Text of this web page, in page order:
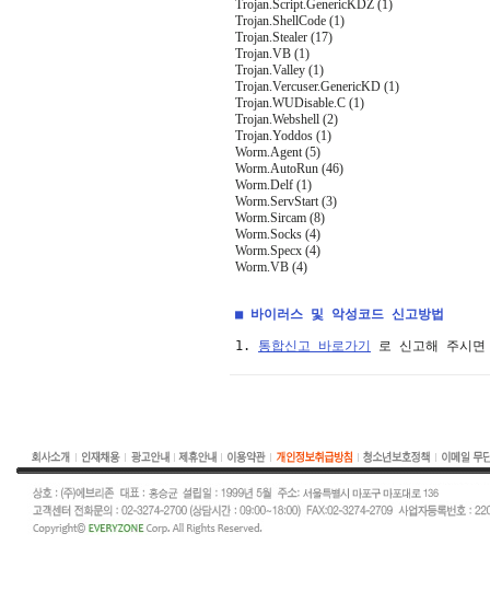
Trojan.Script.GenericKDZ (1)
Trojan.ShellCode (1)
Trojan.Stealer (17)
Trojan.VB (1)
Trojan.Valley (1)
Trojan.Vercuser.GenericKD (1)
Trojan.WUDisable.C (1)
Trojan.Webshell (2)
Trojan.Yoddos (1)
Worm.Agent (5)
Worm.AutoRun (46)
Worm.Delf (1)
Worm.ServStart (3)
Worm.Sircam (8)
Worm.Socks (4)
Worm.Specx (4)
Worm.VB (4)
■ 바이러스 및 악성코드 신고방법
1. 통합신고 바로가기 로 신고해 주시